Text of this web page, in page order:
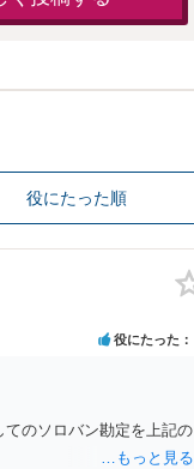
役にたった順
役にたった
のソロバン勘定を上記の